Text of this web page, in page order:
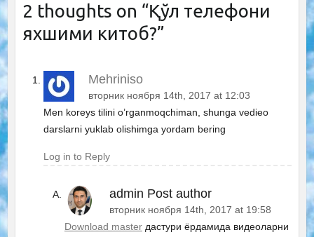
2 thoughts on “Қўл телефони
яхшими китоб?”
Mehriniso
вторник ноября 14th, 2017 at 12:03
Men koreys tilini o’rganmoqchiman, shunga vedieo
darslarni yuklab olishimga yordam bering
Log in to Reply
admin Post author
вторник ноября 14th, 2017 at 19:58
Download masterдастури ёрдамида видеоларни